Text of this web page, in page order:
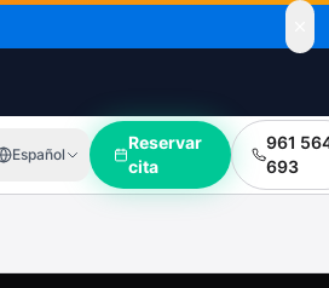
Español
Reservar
cita
961
693